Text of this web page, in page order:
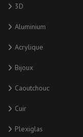
3D
Aluminium
Acrylique
Bijoux
Caoutchouc
Cuir
Plexiglas